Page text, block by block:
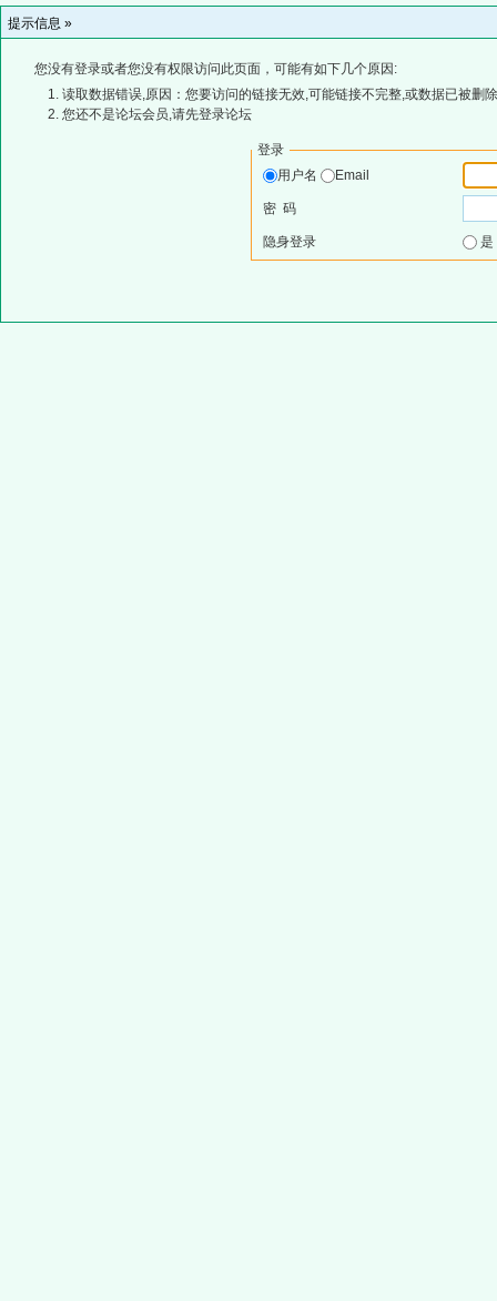
提示信息 »
您没有登录或者您没有权限访问此页面，可能有如下几个原因:
读取数据错误,原因：您要访问的链接无效,可能链接不完整,或数据已被删
您还不是论坛会员,请先登录论坛
登录
用户名
Email
密 码
隐身登录